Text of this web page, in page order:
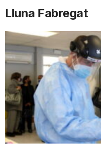
d
i
o
C
i
Lluna Fabregat